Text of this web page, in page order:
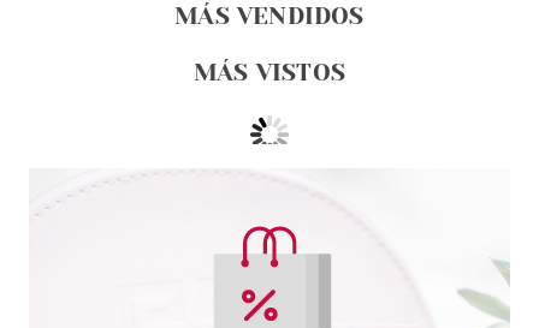
MÁS VENDIDOS
MÁS VISTOS